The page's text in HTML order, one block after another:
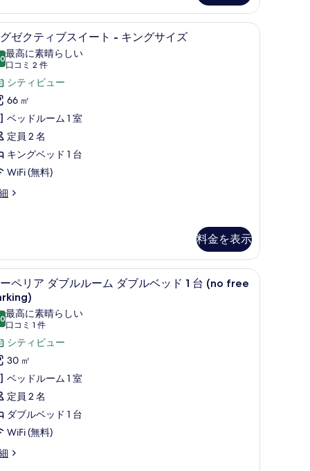
エグゼクティブスイート - キングサイズ | 高
12ゼクティブスイート - キングサイズ
点中 10.0
最高に素晴らしい
口コミ 2 件
(口
コ
ミ
件)
シティビュー
66 ㎡
ベッドルーム 1 室
定員 2 名
キングベッド 1 台
WiFi (無料)
料金を表示
スーペリア ダブルルーム ダブルベッド 1 台
9 ペリア ダブルルーム ダブルベッド 1 台 (no free
点中 10.0
最高に素晴らしい
口コミ 1 件
(口
コ
ミ
件)
シティビュー
30 ㎡
ベッドルーム 1 室
定員 2 名
ダブルベッド 1 台
WiFi (無料)